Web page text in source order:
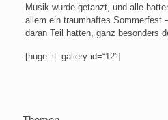
Musik wurde getanzt, und alle
allem ein traumhaftes Sommerfest
daran Teil hatten, ganz besonders
[huge_it_gallery id=“12″]